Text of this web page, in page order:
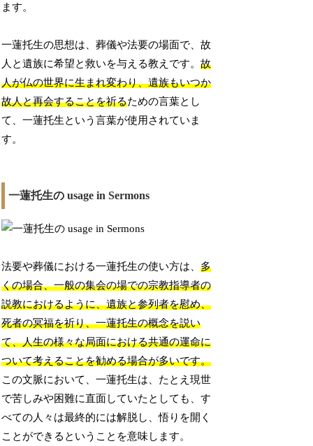
ます。
一蓮托生の思想は、葬儀や法要の場面で、故
人と遺族に希望と救いを与える教えです。故
人が仏の世界に生まれ変わり、遺族もいつか
故人と再会することを祈るための言葉とし
て、一蓮托生という言葉が使用されていま
す。
一蓮托生の usage in Sermons
法要や葬儀における一蓮托生の使い方は、多
くの場合、一般の集会の場での宗教指導者の
説教におけるように、遺族と参列者を慰め、
死者の冥福を祈り、一蓮托生の概念を説い
て、人生の様々な局面における共通の運命に
ついて考えることを勧める場合が多いです。
この文脈において、一蓮托生は、たとえ現世
で苦しみや困難に直面していたとしても、す
べての人々は最終的には解脱し、悟りを開く
ことができるということを意味します。